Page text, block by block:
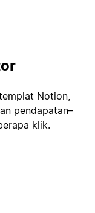
Notion,
pendapatan–
klik.